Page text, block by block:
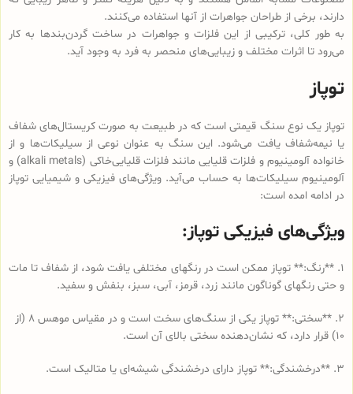
دارند، برخی از طراحان جواهرات از آنها استفاده می‌کنند.
به طور کلی، ترکیبی از این فلزات و جواهرات در ساخت گردن‌بندها به کار
می‌رود تا اثرات مختلف و زیبایی‌های منحصر به فرد به وجود آید.
توپاز
توپاز یک نوع سنگ قیمتی است که در طبیعت به صورت کریستال‌های شفاف
یا نیمه‌شفاف یافت می‌شود. این سنگ به عنوان نوعی از سیلیکات‌ها و از
خانواده آلومینیوم و فلزات قلیایی مانند فلزات قلیایی‌خاکی (alkali metals) و
آلومینیوم سیلیکات‌ها به حساب می‌آید. ویژگی‌های فیزیکی و شیمیایی توپاز
در ادامه امده است:
ویژگی‌های فیزیکی توپاز:
1. **رنگ:** توپاز ممکن است در رنگهای مختلفی یافت شود، از شفاف تا مات
و حتی رنگهای گوناگون مانند زرد، قرمز، آبی، سبز، بنفش و سفید.
2. **سختی:** توپاز یکی از سنگ‌های سخت است و در مقیاس موهس 8 (از
10) قرار دارد، که نشان‌دهنده سختی بالای آن است.
3. **درخشندگی:** توپاز دارای درخشندگی شیشه‌ای یا متالیک است.